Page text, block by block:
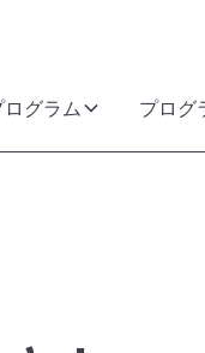
グラム プログ